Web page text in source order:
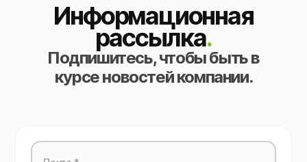
Информационная
рассылка.
Подпишитесь, чтобы быть в
курсе новостей компании.